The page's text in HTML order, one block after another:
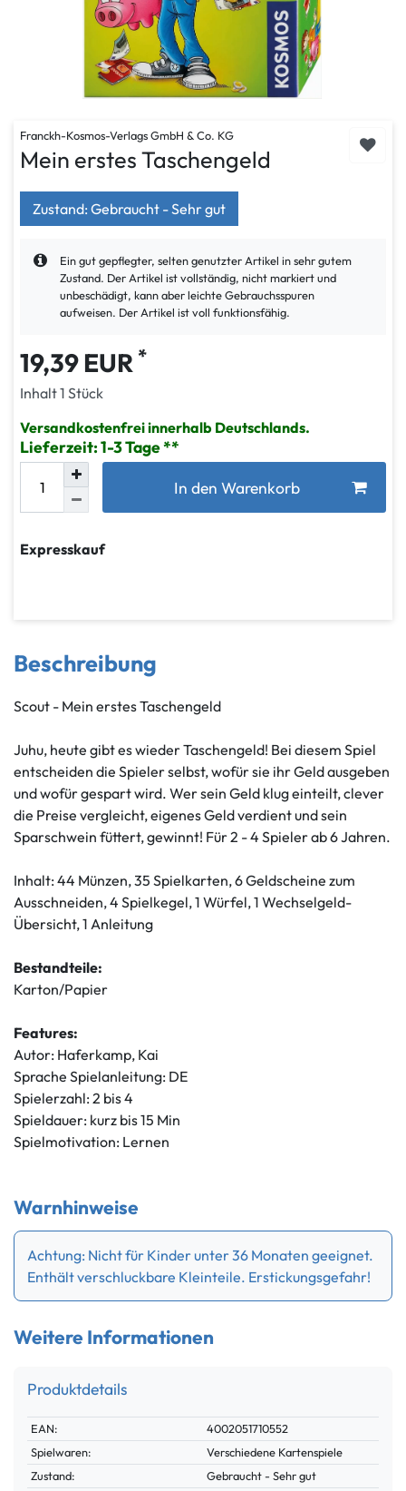
Franckh-Kosmos-Verlags GmbH & Co. KG
Mein erstes Taschengeld
Zustand: Gebraucht - Sehr gut
Ein gut gepflegter, selten genutzter Artikel in sehr gutem
Zustand. Der Artikel ist vollständig, nicht markiert und
unbeschädigt, kann aber leichte Gebrauchsspuren
aufweisen. Der Artikel ist voll funktionsfähig.
19,39 EUR *
Inhalt1 Stück
Versandkostenfrei innerhalb Deutschlands.
Lieferzeit: 1-3 Tage
In den Warenkorb
Expresskauf
Beschreibung
Scout - Mein erstes Taschengeld
Juhu, heute gibt es wieder Taschengeld! Bei diesem Spiel
entscheiden die Spieler selbst, wofür sie ihr Geld ausgeben
und wofür gespart wird. Wer sein Geld klug einteilt, clever
die Preise vergleicht, eigenes Geld verdient und sein
Sparschwein füttert, gewinnt! Für 2 - 4 Spieler ab 6 Jahren.
Inhalt: 44 Münzen, 35 Spielkarten, 6 Geldscheine zum
Ausschneiden, 4 Spielkegel, 1 Würfel, 1 Wechselgeld-
Übersicht, 1 Anleitung
Bestandteile:
Karton/Papier
Features:
Autor: Haferkamp, Kai
Sprache Spielanleitung: DE
Spielerzahl: 2 bis 4
Spieldauer: kurz bis 15 Min
Spielmotivation: Lernen
Warnhinweise
Achtung: Nicht für Kinder unter 36 Monaten geeignet.
Enthält verschluckbare Kleinteile. Erstickungsgefahr!
Weitere Informationen
Produktdetails
Technisches
Merkmal
Wert
EAN:
4002051710552
Spielwaren:
Verschiedene Kartenspiele
Zustand:
Gebraucht - Sehr gut